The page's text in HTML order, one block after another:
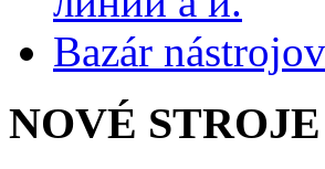
Bazár
NOVÉ